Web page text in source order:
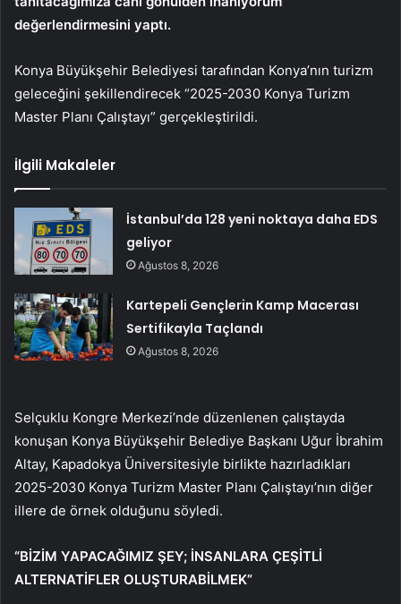
değerlendirmesini yaptı.
Konya Büyükşehir Belediyesi tarafından Konya’nın turizm
geleceğini şekillendirecek “2025-2030 Konya Turizm
Master Planı Çalıştayı” gerçekleştirildi.
İlgili Makaleler
İstanbul’da 128 yeni noktaya daha EDS
geliyor
Ağustos 8, 2026
Kartepeli Gençlerin Kamp Macerası
Sertifikayla Taçlandı
Ağustos 8, 2026
Selçuklu Kongre Merkezi’nde düzenlenen çalıştayda
konuşan Konya Büyükşehir Belediye Başkanı Uğur İbrahim
Altay, Kapadokya Üniversitesiyle birlikte hazırladıkları
2025-2030 Konya Turizm Master Planı Çalıştayı’nın diğer
illere de örnek olduğunu söyledi.
“BİZİM YAPACAĞIMIZ ŞEY; İNSANLARA ÇEŞİTLİ
ALTERNATİFLER OLUŞTURABİLMEK”